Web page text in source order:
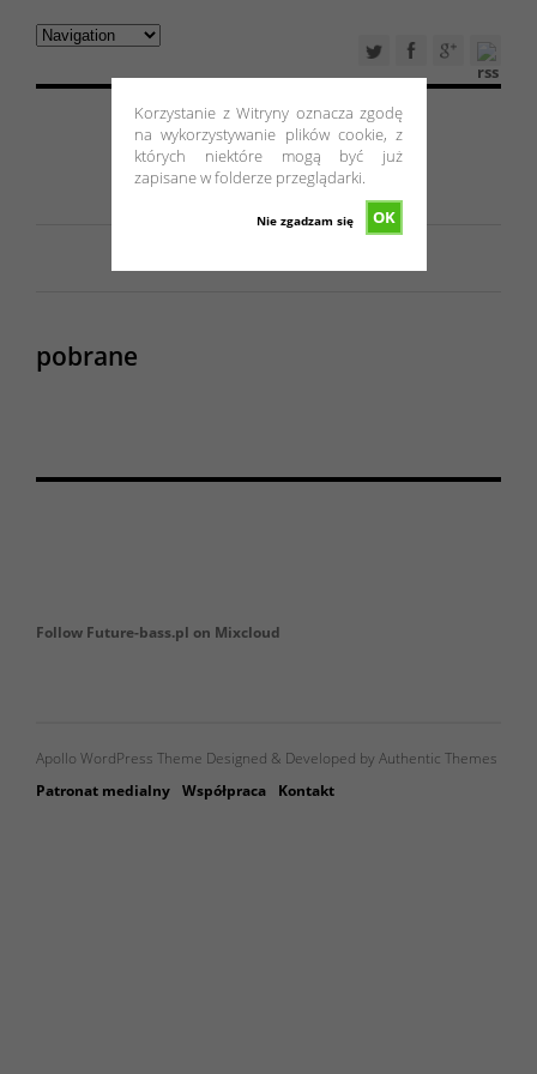
Korzystanie z Witryny oznacza zgodę
na wykorzystywanie plików cookie, z
których niektóre mogą być już
zapisane w folderze przeglądarki.
OK
Nie zgadzam się
pobrane
Follow Future-bass.pl on Mixcloud
Apollo WordPress Theme Designed & Developed by Authentic Themes
Patronat medialny Współpraca Kontakt